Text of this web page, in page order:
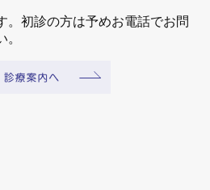
初診の方は予めお電話でお問